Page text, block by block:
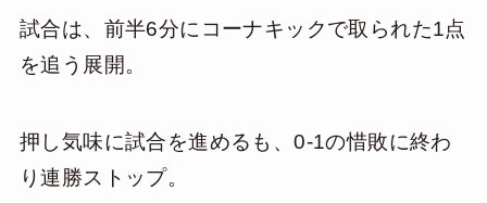
試合は、前半6分にコーナキックで取られた1点
を追う展開。
押し気味に試合を進めるも、0-1の惜敗に終わ
り連勝ストップ。